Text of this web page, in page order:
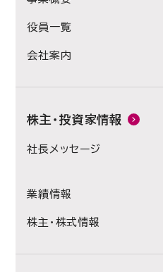
役員一覧
会社案内
株主・投資家情報
社長メッセージ
業績情報
株主・株式情報